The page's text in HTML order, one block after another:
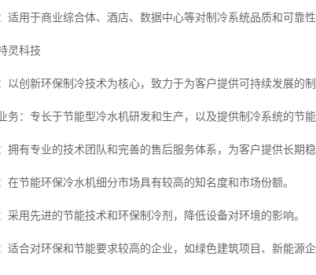
适用于商业综合体、酒店、数据中心等对制冷系统品质和可靠性
灵科技
以创新环保制冷技术为核心，致力于为客户提供可持续发展的制
务：专长于节能型冷水机研发和生产，以及提供制冷系统的节能
拥有专业的技术团队和完善的售后服务体系，为客户提供长期稳
在节能环保冷水机细分市场具有较高的知名度和市场份额。
采用先进的节能技术和环保制冷剂，降低设备对环境的影响。
适合对环保和节能要求较高的企业，如绿色建筑项目、新能源企